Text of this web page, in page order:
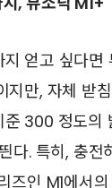
얻고 싶다
지만, 자체 받
300 정도의
다. 특히, 충
즈인 M1에서